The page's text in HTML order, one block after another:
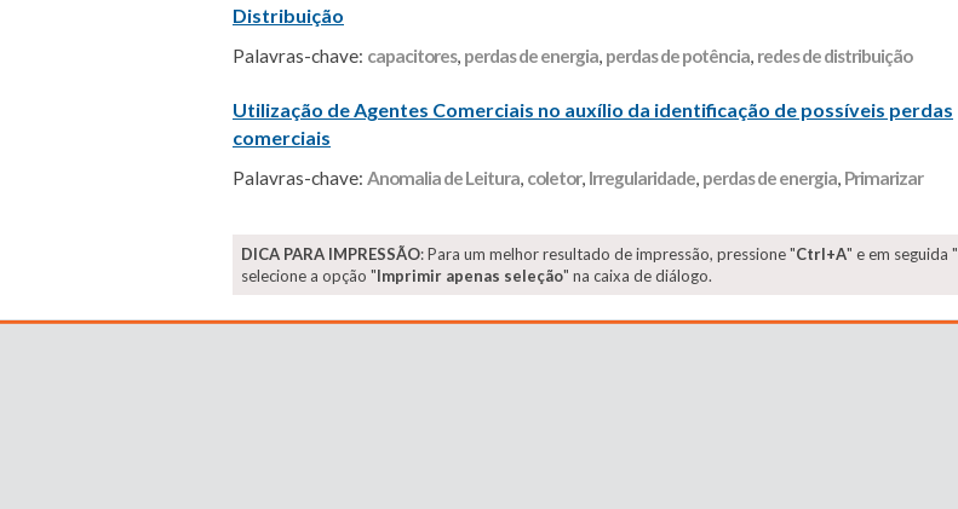
Distribuição
Palavras-chave: capacitores, perdas de energia, perdas de potência, redes de distribuição
Utilização de Agentes Comerciais no auxílio da identificação de possíveis perdas
comerciais
Palavras-chave: Anomalia de Leitura, coletor, Irregularidade, perdas de energia, Primarizar
DICA PARA IMPRESSÃO: Para um melhor resultado de impressão, pressione "Ctrl+A" e em seguida "
selecione a opção "Imprimir apenas seleção" na caixa de diálogo.